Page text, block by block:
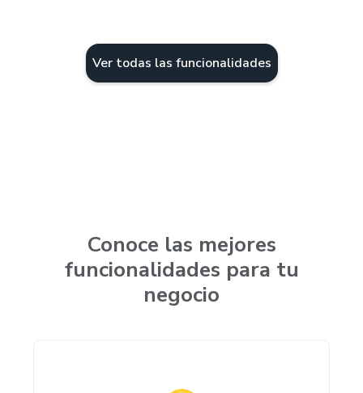
Ver todas las funcionalidades
Conoce las mejores
funcionalidades para tu
negocio